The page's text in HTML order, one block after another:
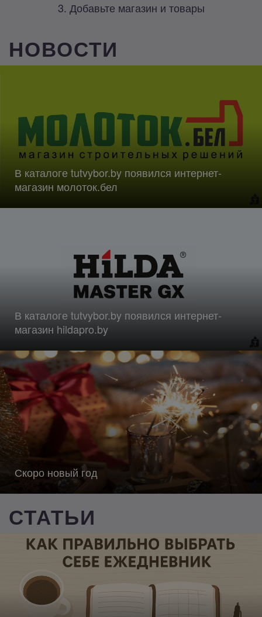
3. Добавьте магазин и товары
НОВОСТИ
В каталоге tutvybor.by появился интернет-
магазин молоток.бел
В каталоге tutvybor.by появился интернет-
магазин hildapro.by
Скоро новый год
СТАТЬИ